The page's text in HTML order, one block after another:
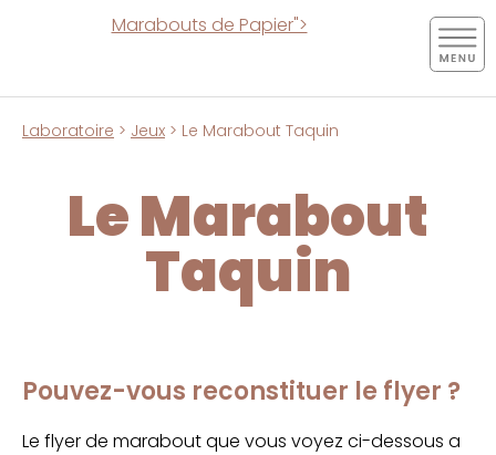
Marabouts de Papier">
Laboratoire > Jeux > Le Marabout Taquin
Le Marabout
Taquin
Pouvez-vous reconstituer le flyer ?
Le flyer de marabout que vous voyez ci-dessous a